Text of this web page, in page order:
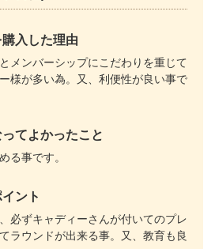
入した理由
メンバーシップにこだわりを重じて
様が多い為。又、利便性が良い事で
てよかったこと
る事です。
ント
必ずキャディーさんが付いてのプレ
ラウンドが出来る事。又、教育も良